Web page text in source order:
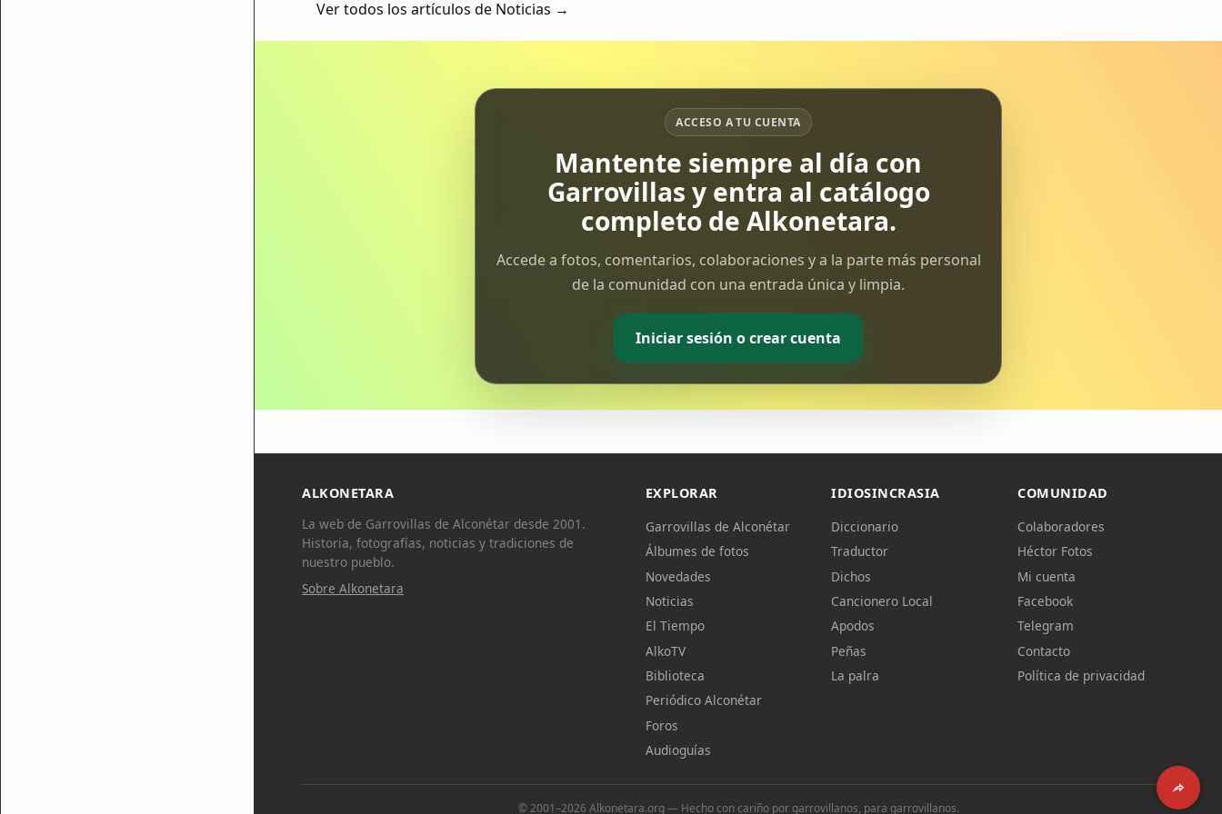
Ver todos los artículos de Noticias →
ACCESO A TU CUENTA
Mantente siempre al día con
Garrovillas y entra al catálogo
completo de Alkonetara.
Accede a fotos, comentarios, colaboraciones y a la parte más personal
de la comunidad con una entrada única y limpia.
Iniciar sesión o crear cuenta
ALKONETARA
La web de Garrovillas de Alconétar desde 2001.
Historia, fotografías, noticias y tradiciones de
nuestro pueblo.
Sobre Alkonetara
EXPLORAR
Garrovillas de Alconétar
Álbumes de fotos
Novedades
Noticias
El Tiempo
AlkoTV
Biblioteca
Periódico Alconétar
Foros
Audioguías
IDIOSINCRASIA
Diccionario
Traductor
Dichos
Cancionero Local
Apodos
Peñas
La palra
COMUNIDAD
Colaboradores
Héctor Fotos
Mi cuenta
Facebook
Telegram
Contacto
Política de privacidad
© 2001–2026 Alkonetara.org — Hecho con cariño por garrovillanos, para garrovillanos.